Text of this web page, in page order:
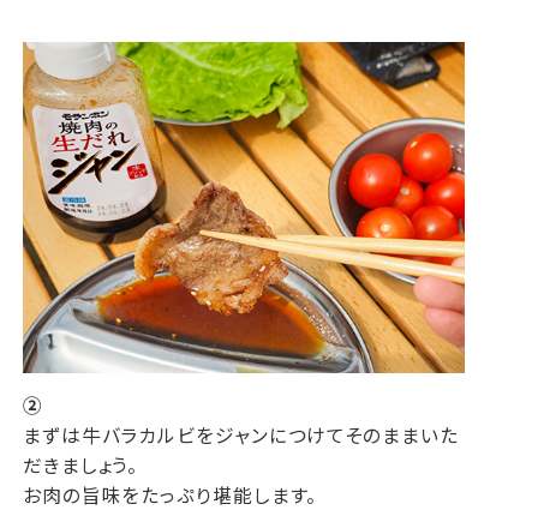
②
まずは牛バラカルビをジャンにつけてそのままいた
だきましょう。
お肉の旨味をたっぷり堪能します。